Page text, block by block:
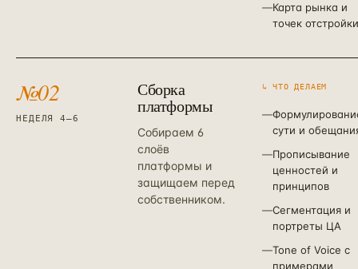
—Карта рынка и
точек отстройки
№02
НЕДЕЛЯ 4–6
Сборка
платформы
Собираем 6
слоёв
платформы и
защищаем перед
собственником.
↳ ЧТО ДЕЛАЕМ
—
сути и
—Прописывание
ценностей и
принципов
—Сегментация и
портреты ЦА
—Tone of Voice с
примерами